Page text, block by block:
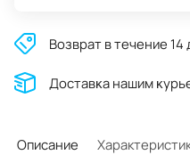
Возврат в течение 14
Доставĸа нашим
Описание